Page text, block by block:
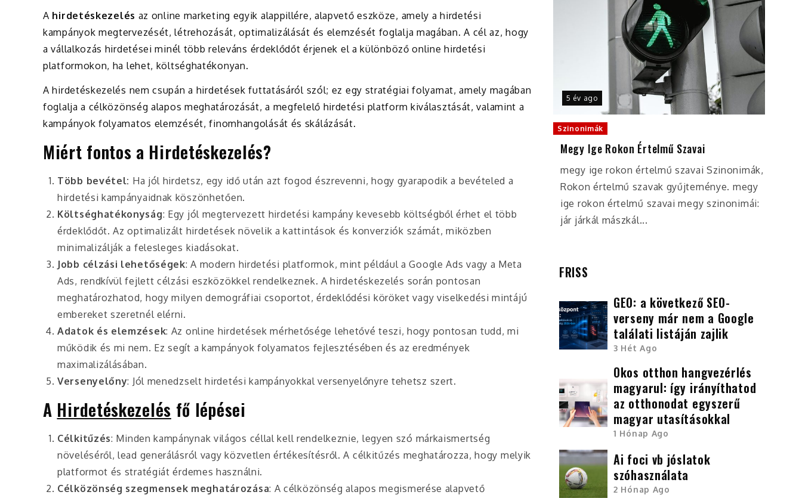
A hirdetéskezelés az online marketing egyik alappillére, alapvető eszköze, amely a hirdetési
kampányok megtervezését, létrehozását, optimalizálását és elemzését foglalja magában. A cél az, hogy
a vállalkozás hirdetései minél több releváns érdeklődőt érjenek el a különböző online hirdetési
platformokon, ha lehet, költséghatékonyan.
A hirdetéskezelés nem csupán a hirdetések futtatásáról szól; ez egy stratégiai folyamat, amely magában
foglalja a célközönség alapos meghatározását, a megfelelő hirdetési platform kiválasztását, valamint a
kampányok folyamatos elemzését, finomhangolását és skálázását.
Miért fontos a Hirdetéskezelés?
Több bevétel: Ha jól hirdetsz, egy idő után azt fogod észrevenni, hogy gyarapodik a bevételed a
hirdetési kampányaidnak köszönhetően.
Költséghatékonyság: Egy jól megtervezett hirdetési kampány kevesebb költségből érhet el több
érdeklődőt. Az optimalizált hirdetések növelik a kattintások és konverziók számát, miközben
minimalizálják a felesleges kiadásokat.
Jobb célzási lehetőségek: A modern hirdetési platformok, mint például a Google Ads vagy a Meta
Ads, rendkívül fejlett célzási eszközökkel rendelkeznek. A hirdetéskezelés során pontosan
meghatározhatod, hogy milyen demográfiai csoportot, érdeklődési köröket vagy viselkedési mintájú
embereket szeretnél elérni.
Adatok és elemzések: Az online hirdetések mérhetősége lehetővé teszi, hogy pontosan tudd, mi
működik és mi nem. Ez segít a kampányok folyamatos fejlesztésében és az eredmények
maximalizálásában.
Versenyelőny: Jól menedzselt hirdetési kampányokkal versenyelőnyre tehetsz szert.
A Hirdetéskezelés fő lépései
Célkitűzés: Minden kampánynak világos céllal kell rendelkeznie, legyen szó márkaismertség
növeléséről, lead generálásról vagy közvetlen értékesítésről. A célkitűzés meghatározza, hogy melyik
platformot és stratégiát érdemes használni.
Célközönség szegmensek meghatározása: A célközönség alapos megismerése alapvető
5 év ago
Szinonimák
Megy Ige Rokon Értelmű Szavai
megy ige rokon értelmű szavai Szinonimák,
Rokon értelmű szavak gyűjteménye. megy
ige rokon értelmű szavai megy szinonimái:
jár járkál mászkál...
FRISS
GEO: a következő SEO-
verseny már nem a Google
találati listáján zajlik
3 Hét Ago
Okos otthon hangvezérlés
magyarul: így irányíthatod
az otthonodat egyszerű
magyar utasításokkal
1 Hónap Ago
Ai foci vb jóslatok
szóhasználata
2 Hónap Ago